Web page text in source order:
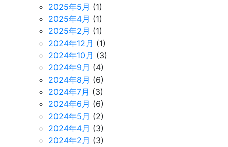
2025年5月 (1)
2025年4月 (1)
2025年2月 (1)
2024年12月 (1)
2024年10月 (3)
2024年9月 (4)
2024年8月 (6)
2024年7月 (3)
2024年6月 (6)
2024年5月 (2)
2024年4月 (3)
2024年2月 (3)